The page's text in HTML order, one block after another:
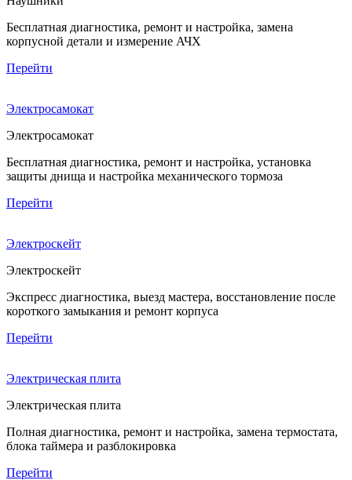
Бесплатная диагностика, ремонт и настройка, замена
корпусной детали и измерение АЧХ
Перейти
Электросамокат
Электросамокат
Бесплатная диагностика, ремонт и настройка, установка
защиты днища и настройка механического тормоза
Перейти
Электроскейт
Электроскейт
Экспресс диагностика, выезд мастера, восстановление после
короткого замыкания и ремонт корпуса
Перейти
Электрическая плита
Электрическая плита
Полная диагностика, ремонт и настройка, замена термостата,
блока таймера и разблокировка
Перейти